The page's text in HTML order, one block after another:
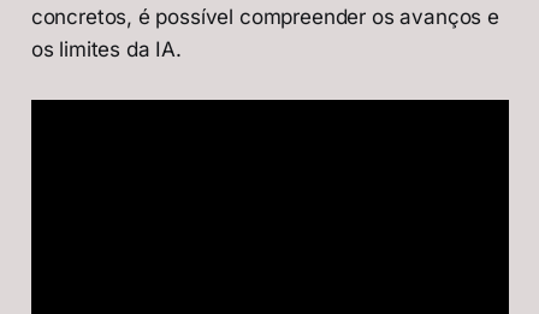
concretos, é possível compreender os avanços e
os limites da IA.